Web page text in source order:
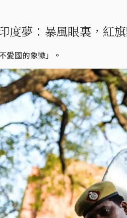
度夢：暴風眼裏，紅
愛國的象徵」。